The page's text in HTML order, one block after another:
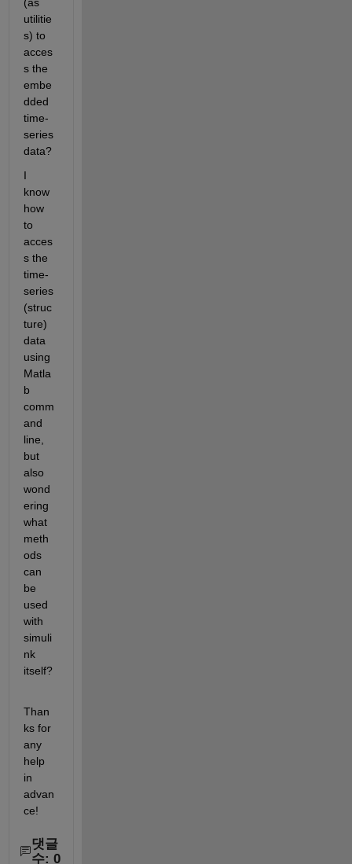
utilitie
s) to
acces
s the
embe
dded
time-
series
data?
I
know
how
to
acces
s the
time-
series
(struc
ture)
data
using
Matla
b
comm
and
line,
but
also
wond
ering
what
meth
ods
can
be
used
with
simuli
nk
itself?
Than
ks for
any
help
in
advan
ce!
댓글
수: 0